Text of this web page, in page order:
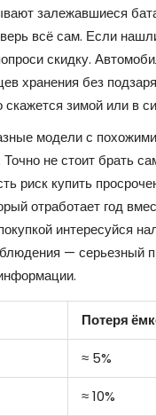
залежавшиеся
всё сам. Если
скидку.
хранения без
скажется зимой или в
модели с похожими
Точно не стоит брать
риск купить
отработает год
интересуйся
— серьезный
Потеря
≈ 5%
≈ 10%